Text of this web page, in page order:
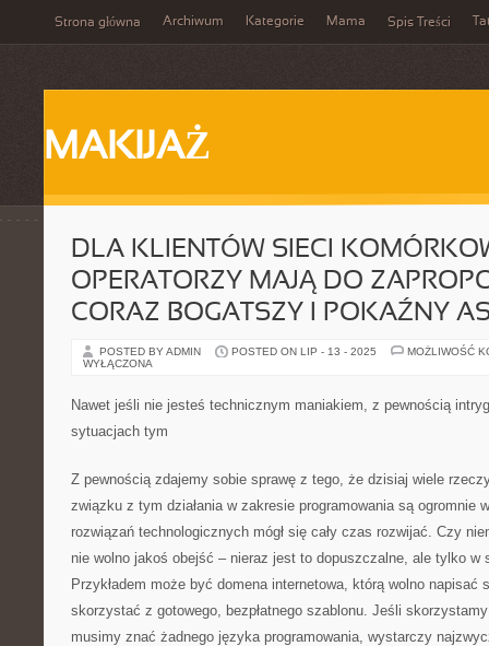
Strona główna Archiwum Kategorie Mama Spis Treści
MAKIJAŻ
DLA KLIENTÓW SIECI
OPERATORZY MAJĄ DO
CORAZ BOGATSZY I POKAŹNY
POSTED BY ADMIN POSTED ON LIP - 13 - 2025
MOŻLIWOŚĆ
WYŁĄCZONA
Nawet jeśli nie jesteś technicznym maniakiem, z pewnością
sytuacjach tym
Z pewnością zdajemy sobie sprawę z tego, że dzisiaj wiele
związku z tym działania w zakresie programowania są ogromnie
rozwiązań technologicznych mógł się cały czas rozwijać. Czy
nie wolno jakoś obejść – nieraz jest to dopuszczalne, ale tylko
Przykładem może być domena internetowa, którą wolno napisać
skorzystać z gotowego, bezpłatnego szablonu. Jeśli
musimy znać żadnego języka programowania, wystarczy